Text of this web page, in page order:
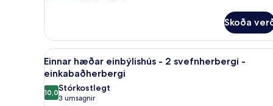
herbergi
fyrir
þrjá
-
einkabaðherbergi
Skoða
Skoða
allar
myndir
fyrir
Einnar hæðar einbýlishús - 2
6
Einnar hæðar einbýlishús - 2 svefnherbergi -
einkabaðherbergi
10,010,0 af 10
Stórkostlegt
3 umsagnir
(3